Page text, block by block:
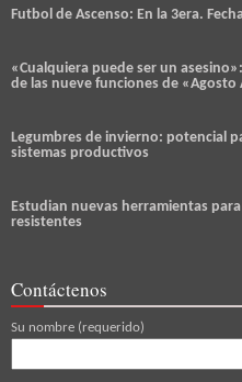
Futbol de Ascenso: En la 3era.
«Cualquiera puede ser un
de las nueve funciones de «Agosto
Legumbres de invierno: potencial
sistemas productivos
Estudian nuevas herramientas
resistentes
Contáctenos
Su nombre (requerido)